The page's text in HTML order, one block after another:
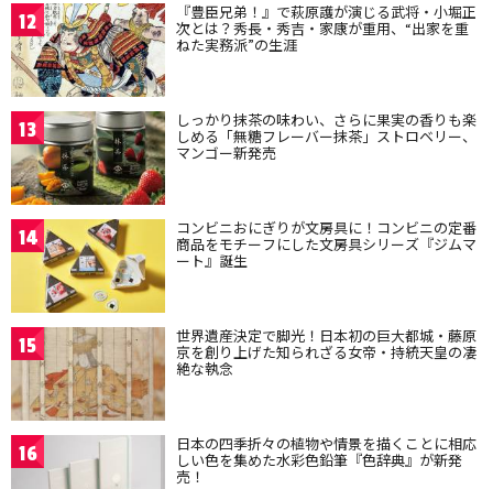
12 『豊臣兄弟！』で萩原護が演じる武将・小堀正
次とは？秀長・秀吉・家康が重用、“出家を重
ねた実務派”の生涯
13 しっかり抹茶の味わい、さらに果実の香りも楽
しめる「無糖フレーバー抹茶」ストロベリー、
マンゴー新発売
14 コンビニおにぎりが文房具に！コンビニの定番
商品をモチーフにした文房具シリーズ『ジムマ
ート』誕生
15 世界遺産決定で脚光！日本初の巨大都城・藤原
京を創り上げた知られざる女帝・持統天皇の凄
絶な執念
16 日本の四季折々の植物や情景を描くことに相応
しい色を集めた水彩色鉛筆『色辞典』が新発
売！